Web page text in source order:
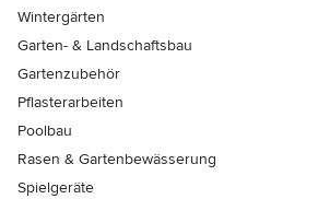
Wintergärten
Garten- & Landschaftsbau
Gartenzubehör
Pflasterarbeiten
Poolbau
Rasen & Gartenbewässerung
Spielgeräte